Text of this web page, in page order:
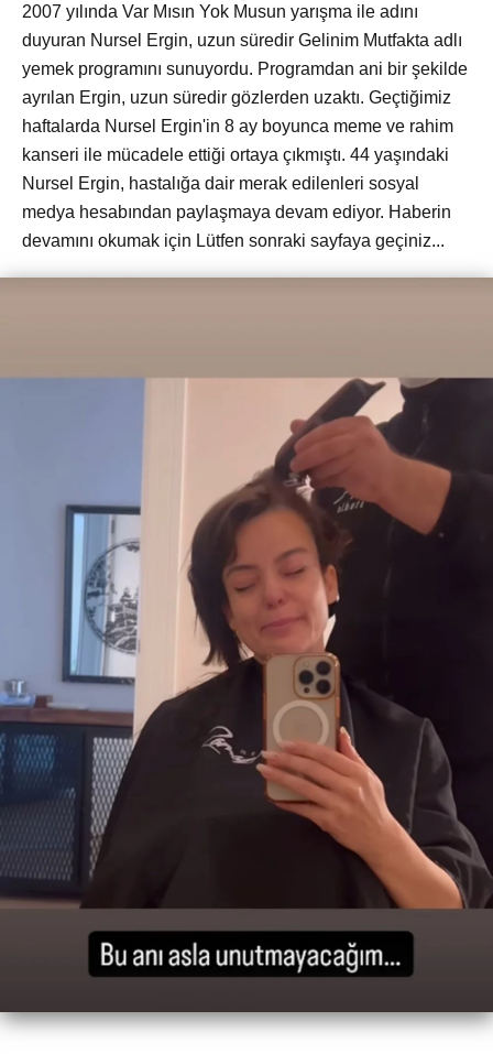
2007 yılında Var Mısın Yok Musun yarışma ile adını
duyuran Nursel Ergin, uzun süredir Gelinim Mutfakta adlı
yemek programını sunuyordu. Programdan ani bir şekilde
ayrılan Ergin, uzun süredir gözlerden uzaktı. Geçtiğimiz
haftalarda Nursel Ergin'in 8 ay boyunca meme ve rahim
kanseri ile mücadele ettiği ortaya çıkmıştı. 44 yaşındaki
Nursel Ergin, hastalığa dair merak edilenleri sosyal
medya hesabından paylaşmaya devam ediyor. Haberin
devamını okumak için Lütfen sonraki sayfaya geçiniz...